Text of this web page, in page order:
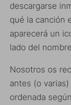
descargarse
qué la canción
aparecerá un
lado del
Nosotros os
antes (o
ordenada